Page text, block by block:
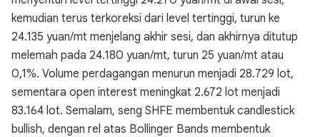
kemudian terus terkoreksi dari level tertinggi, turun ke
24.135 yuan/mt menjelang akhir sesi, dan akhirnya ditutup
melemah pada 24.180 yuan/mt, turun 25 yuan/mt atau
0,1%. Volume perdagangan menurun menjadi 28.729 lot,
sementara open interest meningkat 2.672 lot menjadi
83.164 lot. Semalam, seng SHFE membentuk candlestick
bullish, dengan rel atas Bollinger Bands membentuk